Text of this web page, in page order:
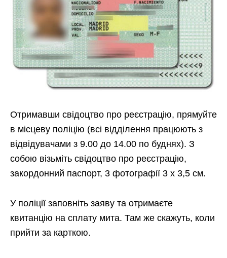
Отримавши свідоцтво про реєстрацію, прямуйте
в місцеву поліцію (всі відділення працюють з
відвідувачами з 9.00 до 14.00 по буднях). З
собою візьміть свідоцтво про реєстрацію,
закордонний паспорт, 3 фотографії 3 х 3,5 см.
У поліції заповніть заяву та отримаєте
квитанцію на сплату мита. Там же скажуть, коли
прийти за карткою.